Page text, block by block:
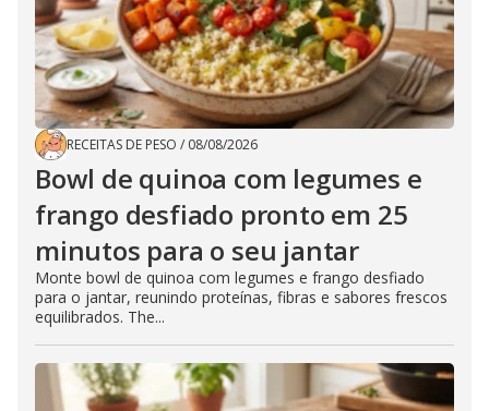
RECEITAS DE PESO / 08/08/2026
Bowl de quinoa com legumes e
frango desfiado pronto em 25
minutos para o seu jantar
Monte bowl de quinoa com legumes e frango desfiado
para o jantar, reunindo proteínas, fibras e sabores frescos
equilibrados. The...